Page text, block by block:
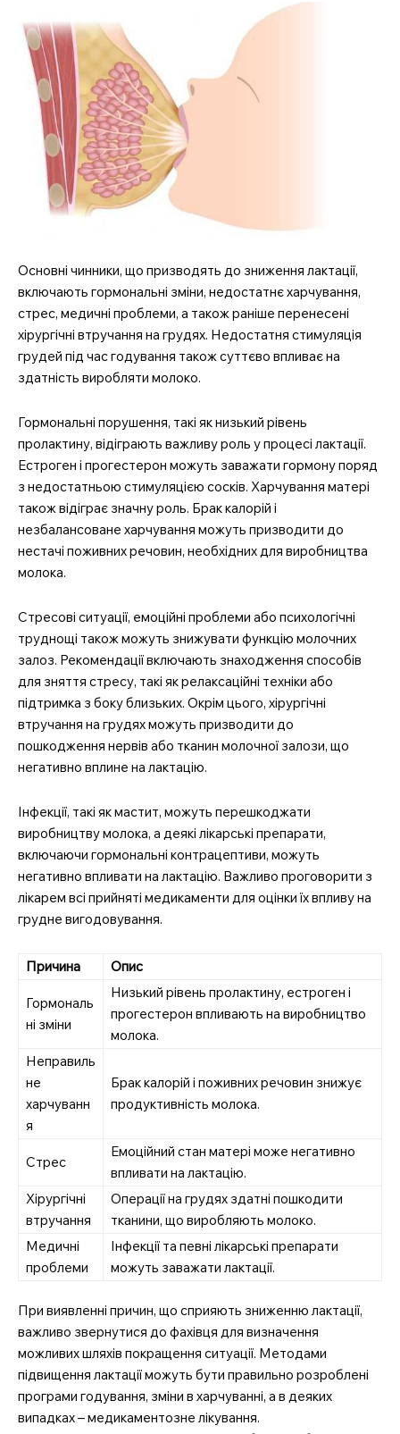
Основні чинники, що призводять до зниження лактації,
включають гормональні зміни, недостатнє харчування,
стрес, медичні проблеми, а також раніше перенесені
хірургічні втручання на грудях. Недостатня стимуляція
грудей під час годування також суттєво впливає на
здатність виробляти молоко.
Гормональні порушення, такі як низький рівень
пролактину, відіграють важливу роль у процесі лактації.
Естроген і прогестерон можуть заважати гормону поряд
з недостатньою стимуляцією сосків. Харчування матері
також відіграє значну роль. Брак калорій і
незбалансоване харчування можуть призводити до
нестачі поживних речовин, необхідних для виробництва
молока.
Стресові ситуації, емоційні проблеми або психологічні
труднощі також можуть знижувати функцію молочних
залоз. Рекомендації включають знаходження способів
для зняття стресу, такі як релаксаційні техніки або
підтримка з боку близьких. Окрім цього, хірургічні
втручання на грудях можуть призводити до
пошкодження нервів або тканин молочної залози, що
негативно вплине на лактацію.
Інфекції, такі як мастит, можуть перешкоджати
виробництву молока, а деякі лікарські препарати,
включаючи гормональні контрацептиви, можуть
негативно впливати на лактацію. Важливо проговорити з
лікарем всі прийняті медикаменти для оцінки їх впливу на
грудне вигодовування.
Причина Опис
Гормональ
ні зміни
Низький рівень пролактину, естроген і
прогестерон впливають на виробництво
молока.
Неправиль
не
харчуванн
я
Брак калорій і поживних речовин знижує
продуктивність молока.
Стрес
Емоційний стан матері може негативно
впливати на лактацію.
Хірургічні
втручання
Операції на грудях здатні пошкодити
тканини, що виробляють молоко.
Медичні
проблеми
Інфекції та певні лікарські препарати
можуть заважати лактації.
При виявленні причин, що сприяють зниженню лактації,
важливо звернутися до фахівця для визначення
можливих шляхів покращення ситуації. Методами
підвищення лактації можуть бути правильно розроблені
програми годування, зміни в харчуванні, а в деяких
випадках – медикаментозне лікування.